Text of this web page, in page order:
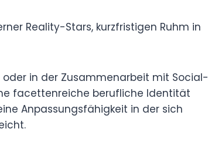
Reality-Stars, kurzfristigen Ruhm in
in der Zusammenarbeit mit Social-
facettenreiche berufliche Identität
Anpassungsfähigkeit in der sich